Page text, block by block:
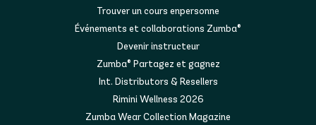
Trouver un cours enpersonne
Événements et collaborations Zumba®
Devenir instructeur
Zumba® Partagez et gagnez
Int. Distributors & Resellers
Rimini Wellness 2026
Zumba Wear Collection Magazine